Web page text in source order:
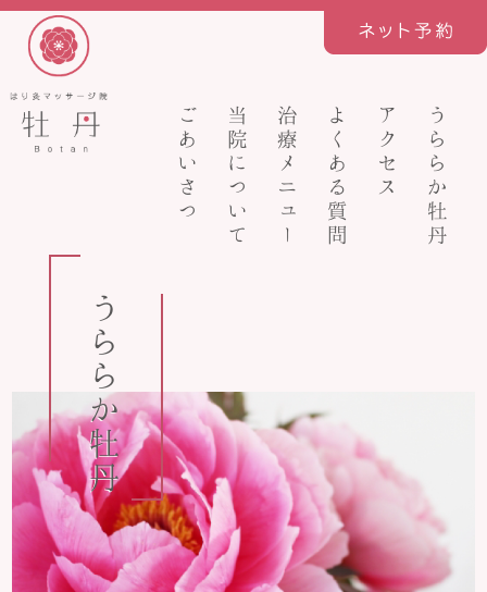
ごあいさつ 当院について 治療メニュー よくある質問 アクセス うららか牡丹
うららか牡丹